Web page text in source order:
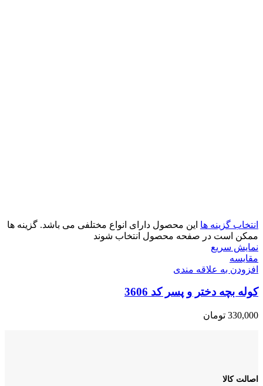
انتخاب گزینه ها این محصول دارای انواع مختلفی می باشد. گزینه ها
ممکن است در صفحه محصول انتخاب شوند
نمایش سریع
مقايسه
افزودن به علاقه مندی
کوله بچه دختر و پسر کد 3606
330,000 تومان
اصالت کالا